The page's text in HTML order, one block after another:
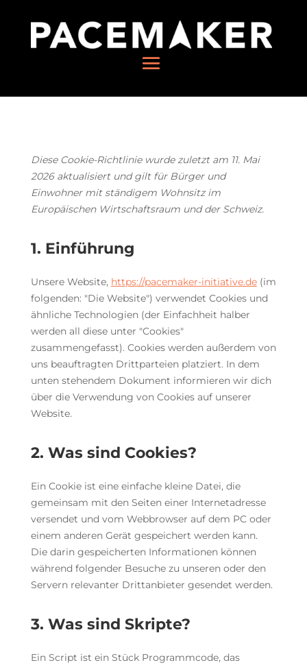
Diese Cookie-Richtlinie wurde zuletzt am 11. Mai
2026 aktualisiert und gilt für Bürger und
Einwohner mit ständigem Wohnsitz im
Europäischen Wirtschaftsraum und der Schweiz.
1. Einführung
Unsere Website, https://pacemaker-initiative.de(im
folgenden: "Die Website") verwendet Cookies und
ähnliche Technologien (der Einfachheit halber
werden all diese unter "Cookies"
zusammengefasst). Cookies werden außerdem von
uns beauftragten Drittparteien platziert. In dem
unten stehendem Dokument informieren wir dich
über die Verwendung von Cookies auf unserer
Website.
2. Was sind Cookies?
Ein Cookie ist eine einfache kleine Datei, die
gemeinsam mit den Seiten einer Internetadresse
versendet und vom Webbrowser auf dem PC oder
einem anderen Gerät gespeichert werden kann.
Die darin gespeicherten Informationen können
während folgender Besuche zu unseren oder den
Servern relevanter Drittanbieter gesendet werden.
3. Was sind Skripte?
Ein Script ist ein Stück Programmcode, das